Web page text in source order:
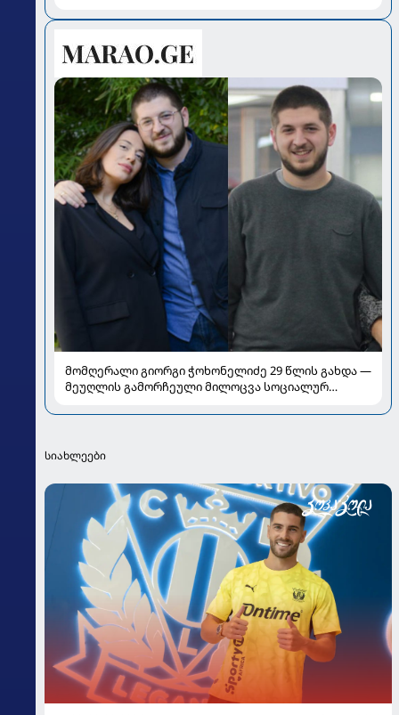
მომღერალი გიორგი ჭოხონელიძე 29 წლის გახდა —
მეუღლის გამორჩეული მილოცვა სოციალურ
სიახლეები